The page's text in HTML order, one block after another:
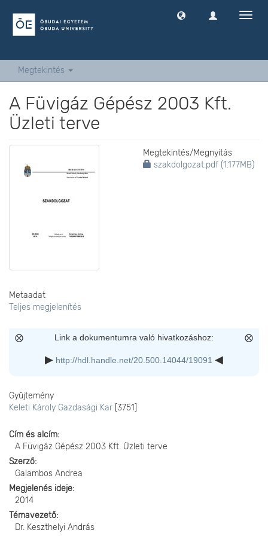
Megtekintés
A Füvigáz Gépész 2003 Kft.
Üzleti terve
Megtekintés/Megnyitás
szakdolgozat.pdf (1.177MB)
Metaadat
Teljes megjelenítés
Link a dokumentumra való hivatkozáshoz:
http://hdl.handle.net/20.500.14044/19091
Gyűjtemény
Keleti Károly Gazdasági Kar [3751]
Cím és alcím
A Füvigáz Gépész 2003 Kft. Üzleti terve
Szerző
Galambos Andrea
Megjelenés ideje
2014
Témavezető
Dr. Keszthelyi András